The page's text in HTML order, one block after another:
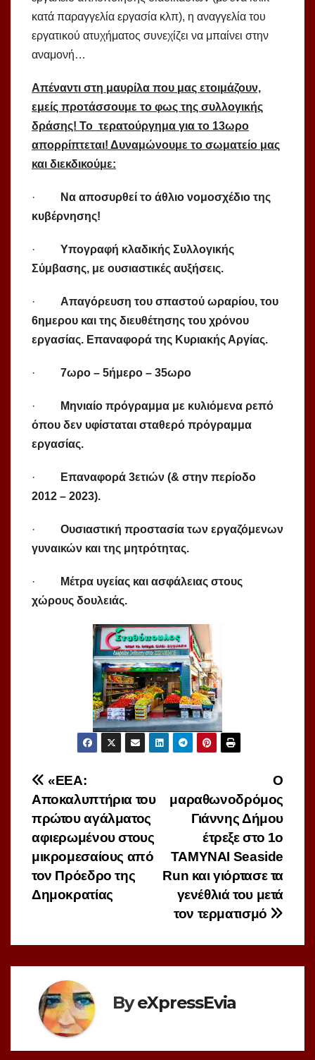
κατά παραγγελία εργασία κλπ), η αναγγελία του
εργατικού ατυχήματος συνεχίζει να μπαίνει στην
αναμονή…
Απέναντι στη μαυρίλα που μας ετοιμάζουν,
εμείς προτάσσουμε το φως της συλλογικής
δράσης! Το τερατούργημα για το 13ωρο
απορρίπτεται! Δυναμώνουμε το σωματείο μας
και διεκδικούμε:
·
Να αποσυρθεί το άθλιο νομοσχέδιο της
κυβέρνησης!
· Υπογραφή κλαδικής Συλλογικής
Σύμβασης, με ουσιαστικές αυξήσεις.
· Απαγόρευση του σπαστού ωραρίου, του
6ημερου και της διευθέτησης του χρόνου
εργασίας. Επαναφορά της Κυριακής Αργίας.
· 7ωρο – 5ήμερο – 35ωρο
·
Μηνιαίο πρόγραμμα με κυλιόμενα ρεπό
όπου δεν υφίσταται σταθερό πρόγραμμα
εργασίας.
·
Επαναφορά 3ετιών (& στην περίοδο
2012 – 2023).
· Ουσιαστική προστασία των εργαζόμενων
γυναικών και της μητρότητας.
·
Μέτρα υγείας και ασφάλειας στους
χώρους δουλειάς.
Πλοήγηση
άρθρων
Ο
μαραθωνοδρόμος
Γιάννης Δήμου
έτρεξε στο 1ο
ΤΑΜΥΝΑΙ Seaside
Run και γιόρτασε τα
γενέθλιά του μετά
τον τερματισμό
«ΕΕΑ:
Αποκαλυπτήρια του
πρώτου αγάλματος
αφιερωμένου στους
μικρομεσαίους από
τον Πρόεδρο της
Δημοκρατίας
ByeXpressEvia